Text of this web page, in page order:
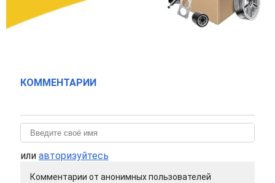
КОММЕНТАРИИ
или авторизуйтесь
Комментарии от анонимных пользователей